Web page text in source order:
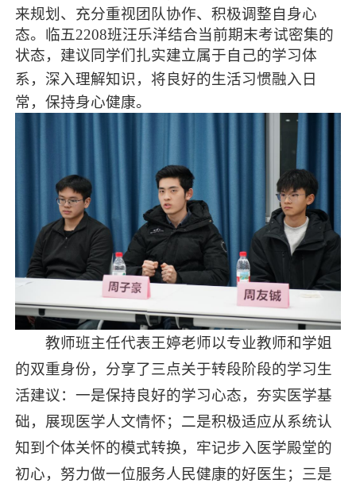
来规划、充分重视团队协作、积极调整自身心
态。临五2208班汪乐洋结合当前期末考试密集的
状态，建议同学们扎实建立属于自己的学习体
系，深入理解知识，将良好的生活习惯融入 日
常，保持身心健康。
教师班主任代表王婷老师以专业教师和学姐
的双重身份，分享了三点关于转段阶段的学习生
活建议：一是保持良好的学习心态，夯实医学基
础，展现医学人文情怀；二是积极适应从系统认
知到个体关怀的模式转换，牢记步入医学殿堂的
初心，努力做一位服务人民健康的好医生；三是